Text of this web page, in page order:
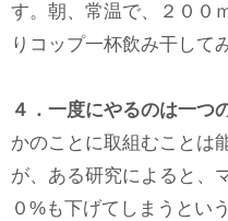
す。朝、常温で、２００
りコップ一杯飲み干して
４．一度にやるのは一つ
かのことに取組むことは
が、ある研究によると、
０%も下げてしまうとい